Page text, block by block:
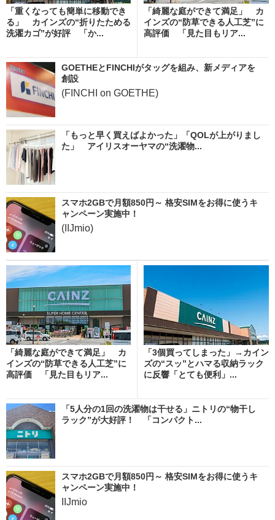
「重くなっても簡単に移動でき
る」 カインズの“折りたためる
洗濯カゴ”が好評 「か...
「綺麗な庭ができて満足」 カ
インズの“防草できる人工芝”に
高評価 「見た目もリア...
GOETHEとFINCHIがタッグを組み、新メディアを
創設
(FINCHI on GOETHE)
「もっと早く買えばよかった」「QOLが上がりまし
た」 アイリスオーヤマの“洗濯物...
スマホ2GBで月額850円～ 格安SIMをお得に使うキ
ャンペーン実施中！
(IIJmio)
「綺麗な庭ができて満足」 カ
インズの“防草できる人工芝”に
高評価 「見た目もリア...
「3個買ってしまった」→カイン
ズの“スッ”とハマる収納ラック
に反響「とても便利」...
「5人分の1回の洗濯物は干せる」ニトリの“物干し
ラック”が大好評！ 「コンパクト...
スマホ2GBで月額850円～ 格安SIMをお得に使うキ
ャンペーン実施中！
IIJmio